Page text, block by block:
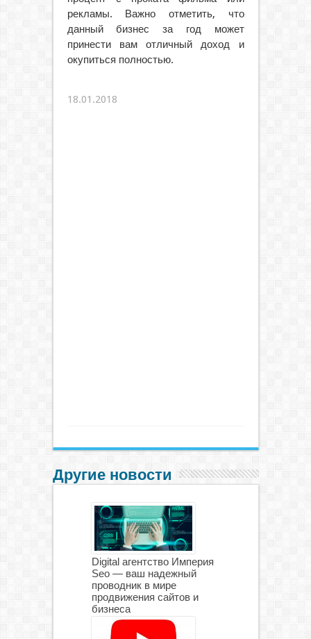
рекламы. Важно отметить, что
данный бизнес за год может
принести вам отличный доход и
окупиться полностью.
18.01.2018
Другие новости
Digital агентство Империя
Seo — ваш надежный
проводник в мире
продвижения сайтов и
бизнеса